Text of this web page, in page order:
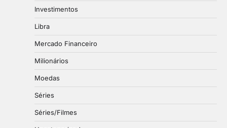
Investimentos
Libra
Mercado Financeiro
Milionários
Moedas
Séries
Séries/Filmes